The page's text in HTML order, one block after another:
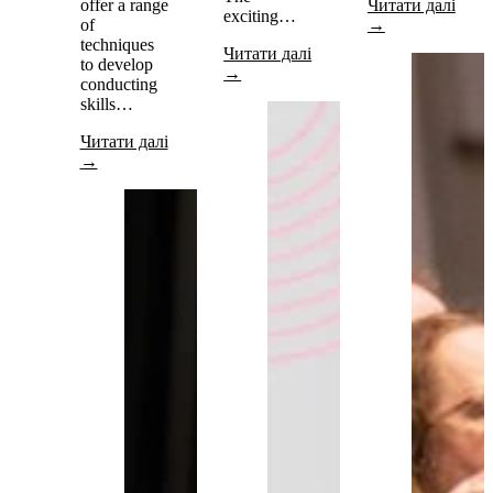
offer a range
of
techniques
to develop
conducting
skills…
Читати далі
→
exciting…
Читати далі
→
Читати далі
→